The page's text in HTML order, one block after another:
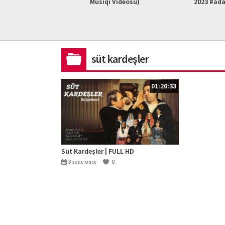
süt kardeşler
01:20:33
Süt Kardeşler | FULL HD
3 sene önce 0